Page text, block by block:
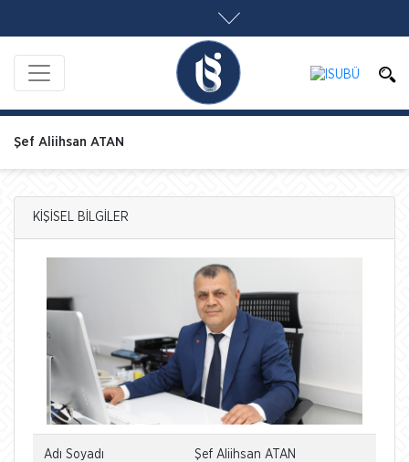
Şef Aliihsan ATAN
KİŞİSEL BİLGİLER
Adı Soyadı Şef Aliihsan ATAN